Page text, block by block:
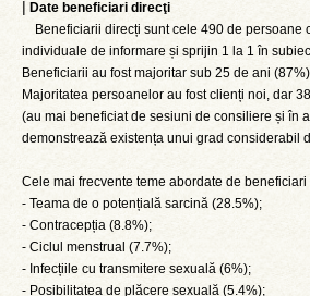
| Date beneficiari direcţi
Beneficiarii direcți sunt cele 490 de persoane
individuale de informare și sprijin 1 la 1 în
Beneficiarii au fost majoritar sub 25 de ani
Majoritatea persoanelor au fost clienți noi, dar
(au mai beneficiat de sesiuni de consiliere și în
demonstrează existența unui grad considerabil
Cele mai frecvente teme abordate de beneficiari
- Teama de o potențială sarcină (28.5%);
- Contracepția (8.8%);
- Ciclul menstrual (7.7%);
- Infecțiile cu transmitere sexuală (6%);
- Posibilitatea de plăcere sexuală (5.4%);